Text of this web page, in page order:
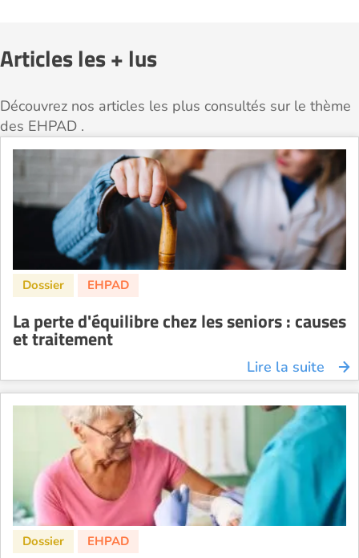
Articles les + lus
Découvrez nos articles les plus consultés sur le thème
des EHPAD .
La perte d'équilibre chez les seniors : causes
et traitement
Lire la suite